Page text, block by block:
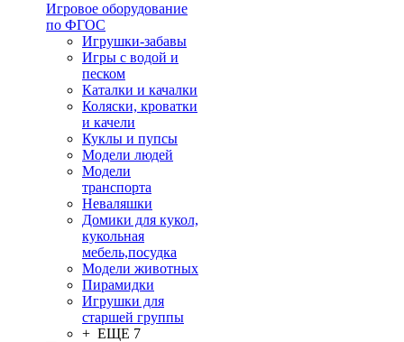
Игровое оборудование
по ФГОС
Игрушки-забавы
Игры с водой и
песком
Каталки и качалки
Коляски, кроватки
и качели
Куклы и пупсы
Модели людей
Модели
транспорта
Неваляшки
Домики для кукол,
кукольная
мебель,посудка
Модели животных
Пирамидки
Игрушки для
старшей группы
+ ЕЩЕ 7